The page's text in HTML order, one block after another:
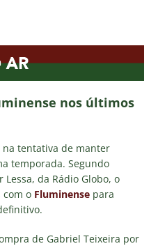
nos últimos
tentativa de manter
temporada. Segundo
da Rádio Globo, o
com o Fluminense para
de Gabriel Teixeira por